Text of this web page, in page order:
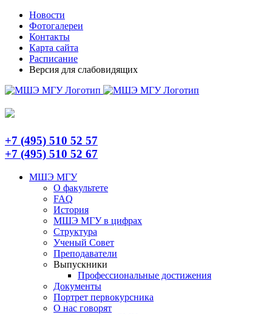
Skip
content
TelegramНовости
Фотогалереи
Контакты
Карта сайта
Расписание
Версия для слабовидящих
+7 (495) 510 52 57
+7 (495) 510 52 67
МШЭ МГУ
О факультете
FAQ
История
МШЭ МГУ в цифрах
Структура
Ученый Совет
Преподаватели
Выпускники
Профессиональные достижения
Документы
Портрет первокурсника
О нас говорят